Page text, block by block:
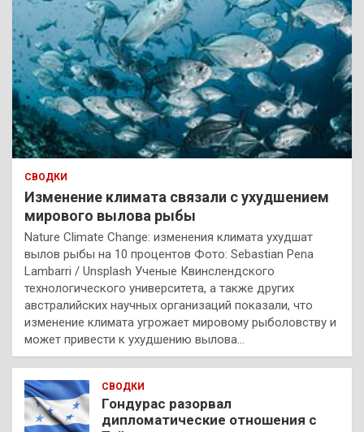
СВОДКИ
Изменение климата связали с ухудшением
мирового вылова рыбы
Nature Climate Change: изменения климата ухудшат
вылов рыбы на 10 процентов Фото: Sebastian Pena
Lambarri / Unsplash Ученые Квинслендского
технологического университета, а также других
австралийских научных организаций показали, что
изменение климата угрожает мировому рыболовству и
может привести к ухудшению вылова…
СВОДКИ
Гондурас разорвал
дипломатические отношения с